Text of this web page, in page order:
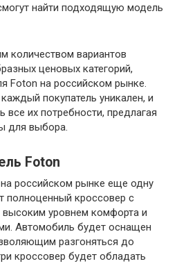
найти подходящую модель
количеством вариантов
ценовых категорий,
Foton на российском рынке.
покупатель уникален, и
все их потребности, предлагая
для выбора.
Foton
российском рынке еще одну
полноценный кроссовер с
уровнем комфорта и
Автомобиль будет оснащен
разгоняться до
кроссовер будет обладать